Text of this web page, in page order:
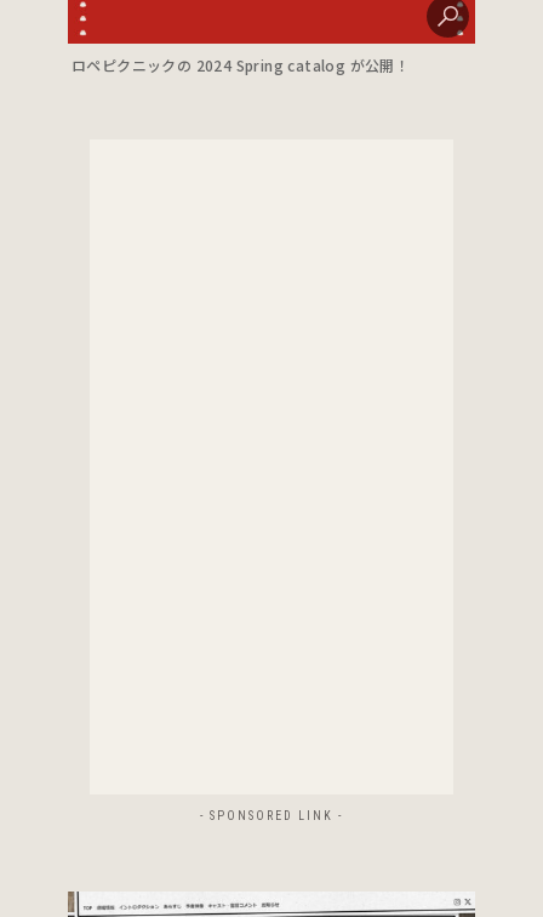
ロペピクニックの 2024 Spring catalog が公開！
- SPONSORED LINK -